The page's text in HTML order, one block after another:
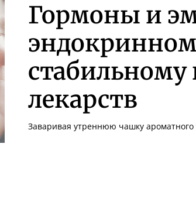
Гормоны и
стабильному
лекарств
Заваривая утреннюю чашку